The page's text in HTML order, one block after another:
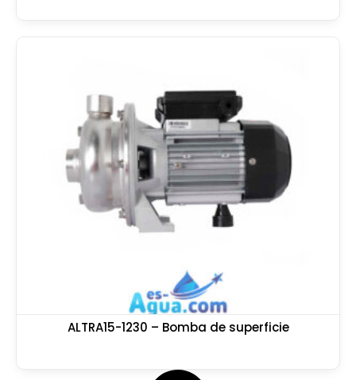
ALTRA15-1230 – Bomba de superficie